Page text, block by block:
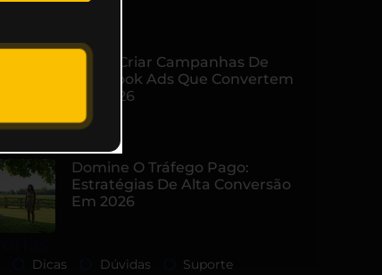
Como Criar Campanhas De
Facebook Ads Que Convertem
Em 2026
Domine O Tráfego Pago:
Estratégias De Alta Conversão
Em 2026
Dicas Dúvidas Suporte